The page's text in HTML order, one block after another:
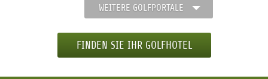
WEITERE GOLFPORTALE
FINDEN SIE IHR GOLFHOTEL